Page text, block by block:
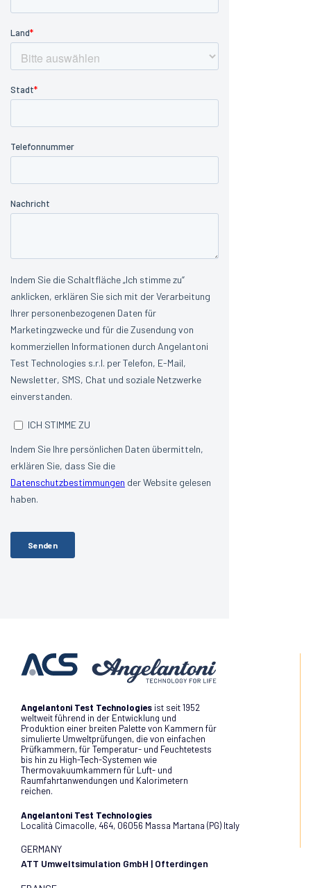
Angelantoni Test Technologies ist seit 1952
weltweit führend in der Entwicklung und
Produktion einer breiten Palette von Kammern für
simulierte Umweltprüfungen, die von einfachen
Prüfkammern, für Temperatur- und Feuchtetests
bis hin zu High-Tech-Systemen wie
Thermovakuumkammern für Luft- und
Raumfahrtanwendungen und Kalorimetern
reichen.
Angelantoni Test Technologies
Località Cimacolle, 464, 06056 Massa Martana (PG) Italy
GERMANY
ATT Umweltsimulation GmbH | Ofterdingen